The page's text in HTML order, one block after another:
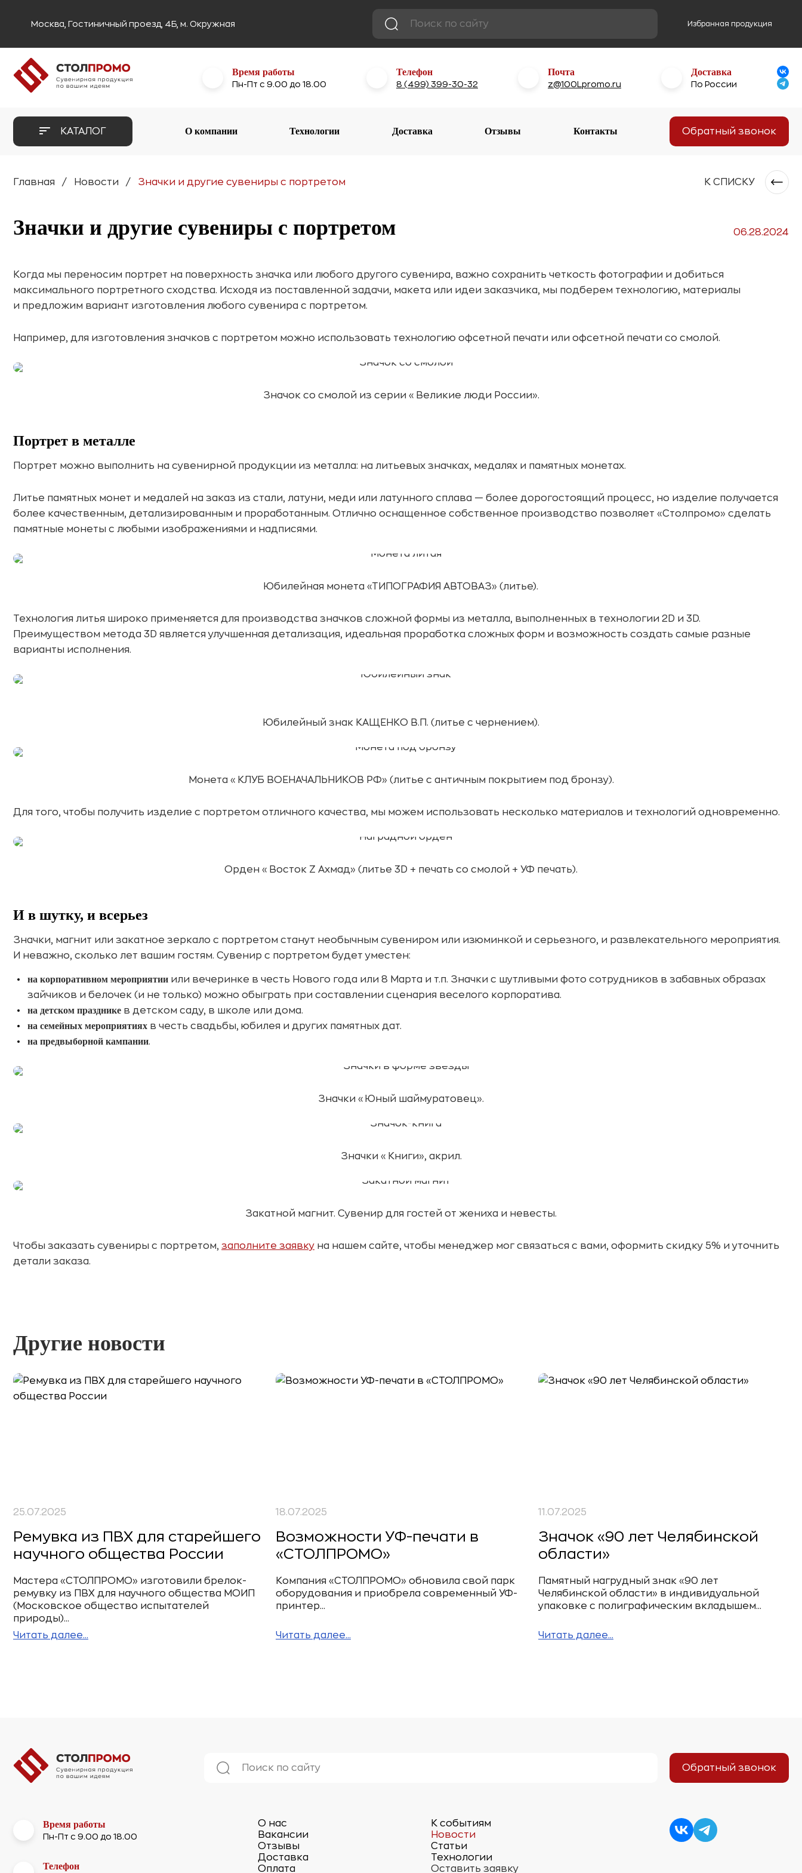
Москва, Гостиничный проезд, 4Б, м. Окружная Избранная продукция
Время работы
Пн-Пт с 9.00 до 18.00
Телефон
8 (499) 399-30-32
Почта
z@100Lpromo.ru
Доставка
По России
КАТАЛОГ О компании Технологии Доставка Отзывы Контакты Обратный звонок
Главная Новости Значки и другие сувениры с портретом К СПИСКУ
Значки и другие сувениры с портретом 06.28.2024
Когда мы переносим портрет на поверхность значка или любого другого сувенира, важно сохранить четкость фотографии и добиться
максимального портретного сходства. Исходя из поставленной задачи, макета или идеи заказчика, мы подберем технологию, материалы
и предложим вариант изготовления любого сувенира с портретом.
Например, для изготовления значков с портретом можно использовать технологию офсетной печати или офсетной печати со смолой.
Значок со смолой из серии «Великие люди России».
Портрет в металле
Портрет можно выполнить на сувенирной продукции из металла: на литьевых значках, медалях и памятных монетах.
Литье памятных монет и медалей на заказ из стали, латуни, меди или латунного сплава — более дорогостоящий процесс, но изделие получается
более качественным, детализированным и проработанным. Отлично оснащенное собственное производство позволяет «Столпромо» сделать
памятные монеты с любыми изображениями и надписями.
Юбилейная монета «ТИПОГРАФИЯ АВТОВАЗ» (литье).
Технология литья широко применяется для производства значков сложной формы из металла, выполненных в технологии 2D и 3D.
Преимуществом метода 3D является улучшенная детализация, идеальная проработка сложных форм и возможность создать самые разные
варианты исполнения.
Юбилейный знак КАЩЕНКО В.П. (литье с чернением).
Монета «КЛУБ ВОЕНАЧАЛЬНИКОВ РФ» (литье с античным покрытием под бронзу).
Для того, чтобы получить изделие с портретом отличного качества, мы можем использовать несколько материалов и технологий одновременно.
Орден «Восток Z Ахмад» (литье 3D + печать со смолой + УФ печать).
И в шутку, и всерьез
Значки, магнит или закатное зеркало с портретом станут необычным сувениром или изюминкой и серьезного, и развлекательного мероприятия.
И неважно, сколько лет вашим гостям. Сувенир с портретом будет уместен:
на корпоративном мероприятии или вечеринке в честь Нового года или 8 Марта и т.п. Значки с шутливыми фото сотрудников в забавных образах
зайчиков и белочек (и не только) можно обыграть при составлении сценария веселого корпоратива.
на детском празднике в детском саду, в школе или дома.
на семейных мероприятиях в честь свадьбы, юбилея и других памятных дат.
на предвыборной кампании.
Значки «Юный шаймуратовец».
Значки «Книги», акрил.
Закатной магнит. Сувенир для гостей от жениха и невесты.
Чтобы заказать сувениры с портретом, заполните заявку на нашем сайте, чтобы менеджер мог связаться с вами, оформить скидку 5% и уточнить
детали заказа.
Другие новости
25.07.2025
Ремувка из ПВХ для старейшего
научного общества России
Мастера «СТОЛПРОМО» изготовили брелок-
ремувку из ПВХ для научного общества МОИП
(Московское общество испытателей
природы)...
Читать далее...
18.07.2025
Возможности УФ-печати в
«СТОЛПРОМО»
Компания «СТОЛПРОМО» обновила свой парк
оборудования и приобрела современный УФ-
принтер...
Читать далее...
11.07.2025
Значок «90 лет Челябинской
области»
Памятный нагрудный знак «90 лет
Челябинской области» в индивидуальной
упаковке с полиграфическим вкладышем...
Читать далее...
Обратный звонок
Время работы
Пн-Пт с 9.00 до 18.00
Телефон
О нас
Вакансии
Отзывы
Доставка
Оплата
К событиям
Новости
Статьи
Технологии
Оставить заявку